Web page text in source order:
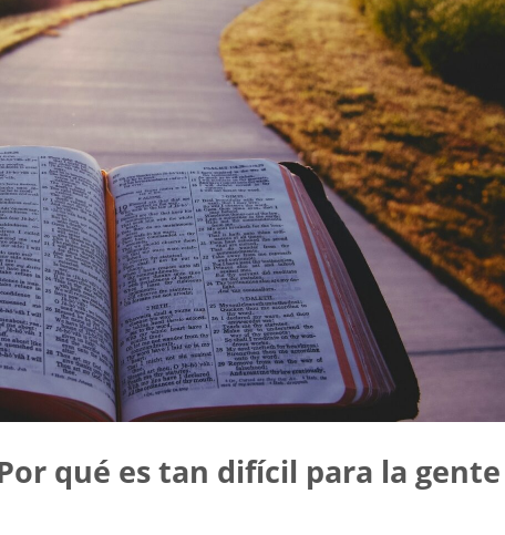
qué es tan difícil para la gente